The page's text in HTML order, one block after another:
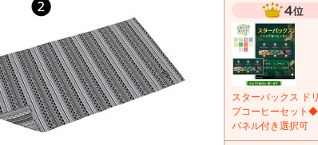
スターバックス ド
プコーヒーセット
パネル付き選択可